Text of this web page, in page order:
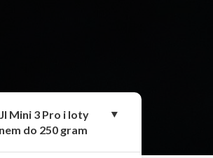
Mini 3 Pro i loty
do 250 gram